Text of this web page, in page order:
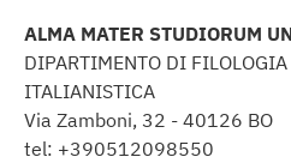
ALMA MATER STUDIORUM
DIPARTIMENTO DI FILOLOGIA
ITALIANISTICA
Via Zamboni, 32 - 40126 BO
tel: +390512098550